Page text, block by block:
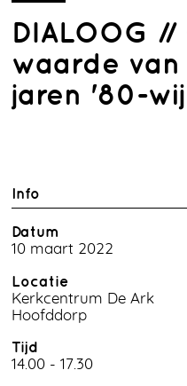
DIALOOG
waarde
jaren '80-
Info
Datum
10 maart 2022
Locatie
Kerkcentrum De Ark
Hoofddorp
Tijd
14.00 - 17.30